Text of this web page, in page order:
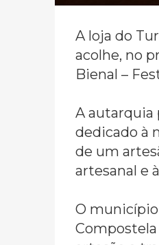
A loja do
acolhe, no
Bienal –
A autarquia
dedicado à
de um
artesanal e
O município